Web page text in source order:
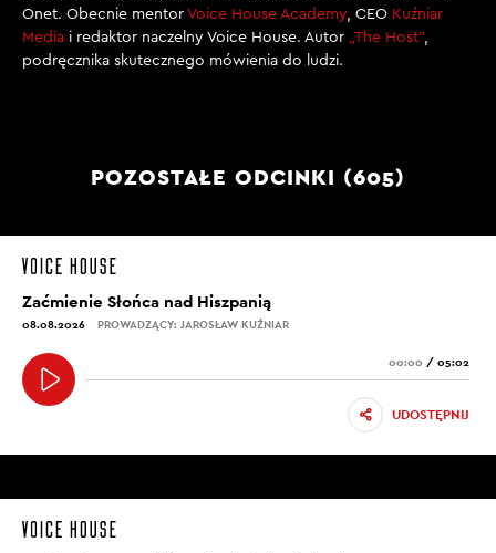
Onet. Obecnie mentor Voice House Academy, CEO Kuźniar
Media i redaktor naczelny Voice House. Autor „The Host”,
podręcznika skutecznego mówienia do ludzi.
POZOSTAŁE ODCINKI (605)
Zaćmienie Słońca nad Hiszpanią
08.08.2026 PROWADZĄCY: JAROSŁAW KUŹNIAR
00:00 / 05:02
UDOSTĘPNIJ